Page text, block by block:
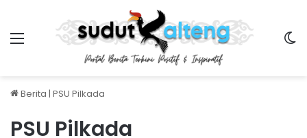
Berita | PSU Pilkada
PSU Pilkada